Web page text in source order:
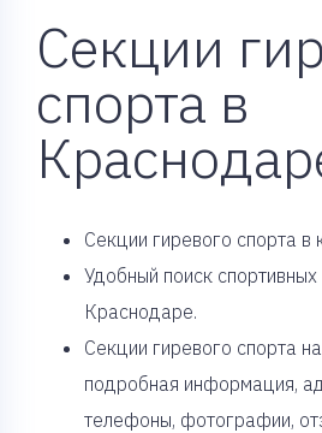
Секции
спорта в
Cекции гиревого спорта в
Удобный поиск
Краснодаре.
Секции гиревого спорта
подробная информация,
телефоны, фотографии,